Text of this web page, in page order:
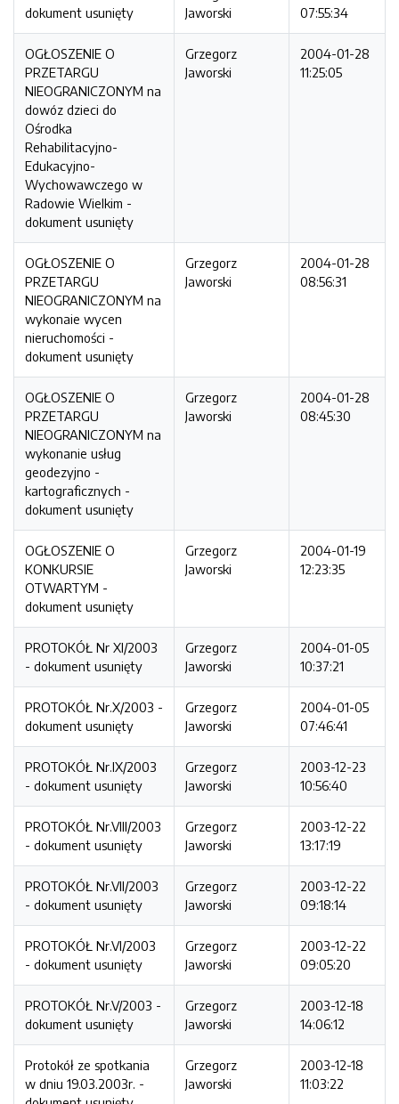
dokument usunięty
Jaworski
07:55:34
OGŁOSZENIE O
PRZETARGU
NIEOGRANICZONYM na
dowóz dzieci do
Ośrodka
Rehabilitacyjno-
Edukacyjno-
Wychowawczego w
Radowie Wielkim -
dokument usunięty
Grzegorz
Jaworski
2004-01-28
11:25:05
OGŁOSZENIE O
PRZETARGU
NIEOGRANICZONYM na
wykonaie wycen
nieruchomości -
dokument usunięty
Grzegorz
Jaworski
2004-01-28
08:56:31
OGŁOSZENIE O
PRZETARGU
NIEOGRANICZONYM na
wykonanie usług
geodezyjno -
kartograficznych -
dokument usunięty
Grzegorz
Jaworski
2004-01-28
08:45:30
OGŁOSZENIE O
KONKURSIE
OTWARTYM -
dokument usunięty
Grzegorz
Jaworski
2004-01-19
12:23:35
PROTOKÓŁ Nr XI/2003
- dokument usunięty
Grzegorz
Jaworski
2004-01-05
10:37:21
PROTOKÓŁ Nr.X/2003 -
dokument usunięty
Grzegorz
Jaworski
2004-01-05
07:46:41
PROTOKÓŁ Nr.IX/2003
- dokument usunięty
Grzegorz
Jaworski
2003-12-23
10:56:40
PROTOKÓŁ Nr.VIII/2003
- dokument usunięty
Grzegorz
Jaworski
2003-12-22
13:17:19
PROTOKÓŁ Nr.VII/2003
- dokument usunięty
Grzegorz
Jaworski
2003-12-22
09:18:14
PROTOKÓŁ Nr.VI/2003
- dokument usunięty
Grzegorz
Jaworski
2003-12-22
09:05:20
PROTOKÓŁ Nr.V/2003 -
dokument usunięty
Grzegorz
Jaworski
2003-12-18
14:06:12
Protokół ze spotkania
w dniu 19.03.2003r. -
Grzegorz
Jaworski
2003-12-18
11:03:22